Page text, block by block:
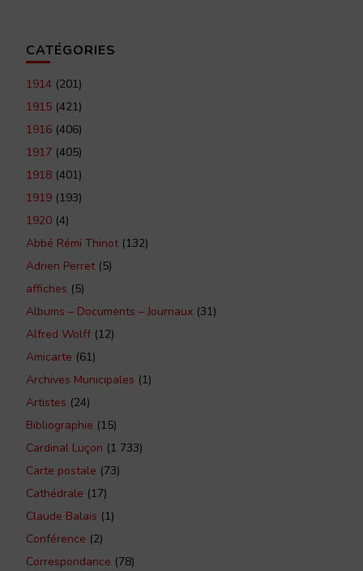
CATÉGORIES
1914 (201)
1915 (421)
1916 (406)
1917 (405)
1918 (401)
1919 (193)
1920 (4)
Abbé Rémi Thinot(132)
Adrien Perret(5)
affiches (5)
Albums – Documents – Journaux (31)
Alfred Wolff (12)
Amicarte (61)
Archives Municipales (1)
Artistes (24)
Bibliographie (15)
Cardinal Luçon (1 733)
Carte postale (73)
Cathédrale (17)
Claude Balais (1)
Conférence (2)
Correspondance (78)